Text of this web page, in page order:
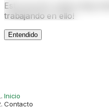
Esta sección estará
trabajando en ello!
Entendido
Inicio
Contacto